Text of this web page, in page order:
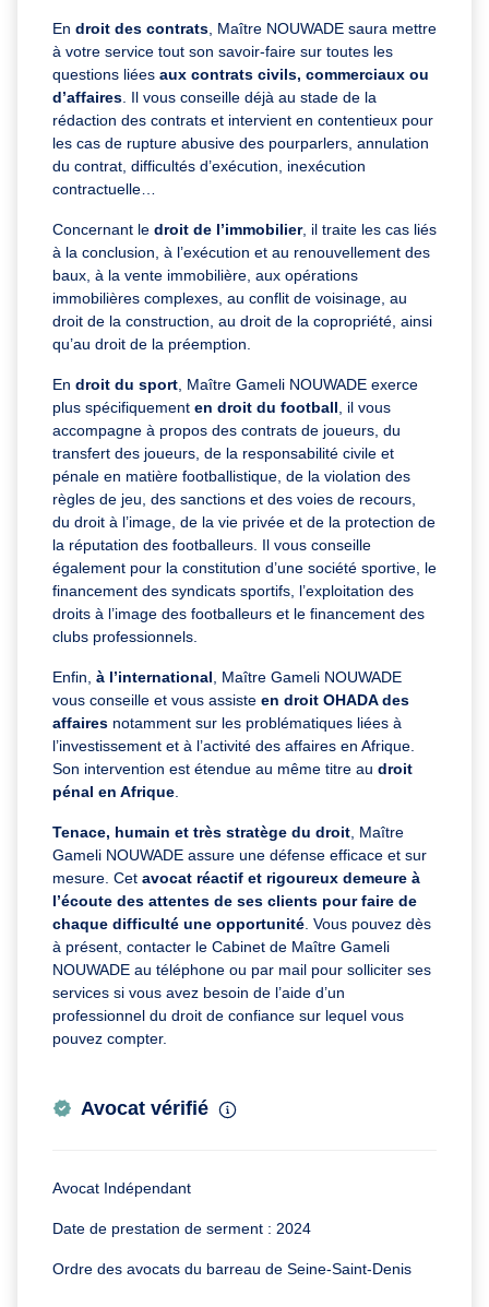
En droit des contrats , Maître NOUWADE saura mettre
à votre service tout son savoir-faire sur toutes les
questions liées aux contrats civils, commerciaux ou
d’affaires . Il vous conseille déjà au stade de la
rédaction des contrats et intervient en contentieux pour
les cas de rupture abusive des pourparlers, annulation
du contrat, difficultés d’exécution, inexécution
contractuelle…
Concernant le droit de l’immobilier, il traite les cas liés
à la conclusion, à l’exécution et au renouvellement des
baux, à la vente immobilière, aux opérations
immobilières complexes, au conflit de voisinage, au
droit de la construction, au droit de la copropriété, ainsi
qu’au droit de la préemption.
En droit du sport , Maître Gameli NOUWADE exerce
plus spécifiquement en droit du football , il vous
accompagne à propos des contrats de joueurs, du
transfert des joueurs, de la responsabilité civile et
pénale en matière footballistique, de la violation des
règles de jeu, des sanctions et des voies de recours,
du droit à l’image, de la vie privée et de la protection de
la réputation des footballeurs. Il vous conseille
également pour la constitution d’une société sportive, le
financement des syndicats sportifs, l’exploitation des
droits à l’image des footballeurs et le financement des
clubs professionnels.
Enfin, à l’international , Maître Gameli NOUWADE
vous conseille et vous assiste en droit OHADA des
affaires notamment sur les problématiques liées à
l’investissement et à l’activité des affaires en Afrique.
Son intervention est étendue au même titre au droit
pénal en Afrique
Tenace, humain et très stratège du droit , Maître
Gameli NOUWADE assure une défense efficace et sur
mesure. Cet avocat réactif et rigoureux demeure à
l’écoute des attentes de ses clients pour faire de
chaque difficulté une opportunité . Vous pouvez dès
à présent, contacter le Cabinet de Maître Gameli
NOUWADE au téléphone ou par mail pour solliciter ses
services si vous avez besoin de l’aide d’un
professionnel du droit de confiance sur lequel vous
pouvez compter.
Avocat vérifié
Avocat Indépendant
Date de prestation de serment : 2024
Ordre des avocats du barreau de Seine-Saint-Denis